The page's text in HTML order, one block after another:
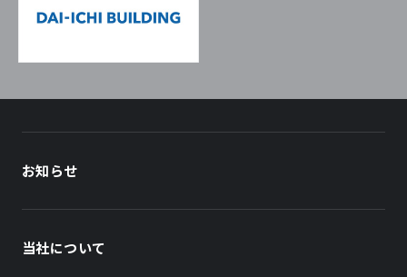
お知らせ
当社について